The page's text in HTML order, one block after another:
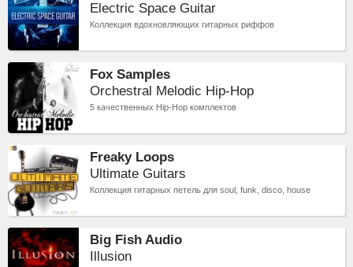
Electric Space Guitar
Коллекция вдохновляющих гитарных риффов
Fox Samples
Orchestral Melodic Hip-Hop
5 качественных Hip-Hop комплектов
Freaky Loops
Ultimate Guitars
Коллекция гитарных петель для soul, funk, disco, house
Big Fish Audio
Illusion